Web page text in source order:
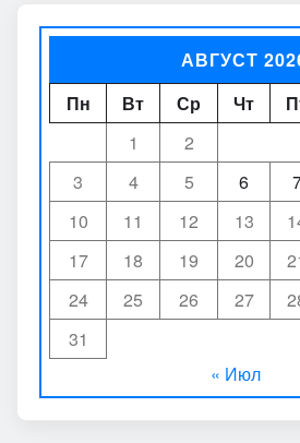
АВГУСТ
Пн
Вт Ср Чт
1
2
3
4 5 6
10
11 12 13
17
18 19 20
24
25 26 27
31
« Июл